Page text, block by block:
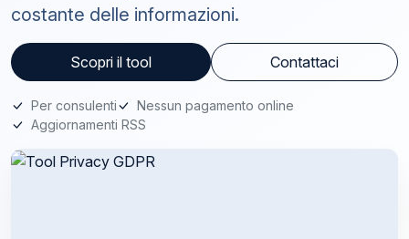
costante delle informazioni.
Scopri il tool Contattaci
Per consulenti
Nessun pagamento online
Aggiornamenti RSS